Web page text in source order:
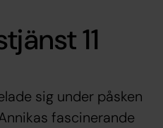
11
sig under påsken
fascinerande